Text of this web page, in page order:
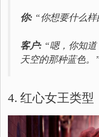
你: “你想要什么
客户: “嗯，你知
天空的那种蓝色。
4. 红心女王类型